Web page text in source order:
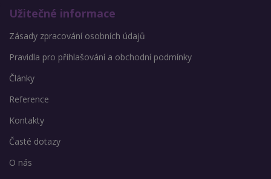
Užitečné informace
Zásady zpracování osobních údajů
Pravidla pro přihlašování a obchodní podmínky
Články
Reference
Kontakty
Časté dotazy
O nás